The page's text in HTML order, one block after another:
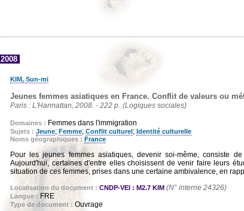
2008
KIM, Sun-mi
Jeunes femmes asiatiques en France. Conflit de valeurs ou
Paris : L'Harmattan, 2008. - 222 p. (Logiques sociales)
Domaines : Femmes dans l'immigration
Sujets : Jeune; Femme; Conflit culturel; Identité culturelle
Noms géographiques : France
Pour les jeunes femmes asiatiques, devenir soi-même, consiste
Aujourd'hui, certaines d'entre elles choisissent de venir faire leurs
situation de ces femmes, prises dans une certaine ambivalence, en
Localisation du document : CNDP-VEI : M2.7 KIM (N° interne 24326)
Langue : FRE
Type de document : Ouvrage